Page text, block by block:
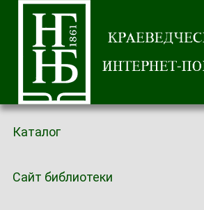
Каталог
Сайт библиотеки